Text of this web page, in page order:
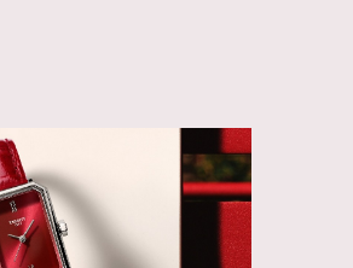
W linii T-Sport znajdziemy
dyscypliny
szermierkę,
seria PRX ze
różniących się